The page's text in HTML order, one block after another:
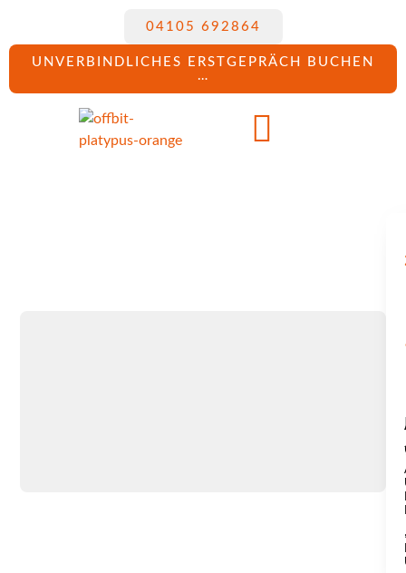
UNVERBINDLICHES ERSTGEPRÄCH BUCHEN
…
04105 692864